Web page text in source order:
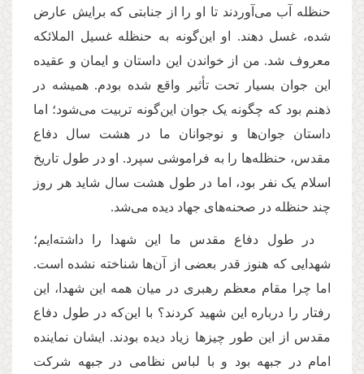
حنظله آب می‌آوردند تا او را از جنابتی که برایش عارض
شده، غسل دهند. او این‌گونه به حنظله غسیل الملائکه
معروف شد. من از خواندن این داستان و ایمان و عقیده
این جوان بسیار تحت تأثیر واقع شده بودم. همیشه در
ذهنم بود که چگونه یک جوان این‌گونه تربیت می‌شود؛ اما
داستان جوان‌ها و نوجوانان ما در هشت سال دفاع
مقدس، حنظله‌ها را به فراموشی سپرد. او در طول تاریخ
اسلام یک نفر بود، اما در طول هشت سال شاید هر روز
چند حنظله در صحنه‌های جهاد دیده می‌شد.
در طول دفاع مقدس ما این شهدا را داشته‌ایم؛
شهدایی که هنوز قدر بعضی از آن‌ها شناخته نشده است.
اما چرا مقام معظم رهبری در میان همه این شهدا، این
رفتار را درباره این شهید کردند؟ با این‌که در طول دفاع
مقدس از این طور چیزها زیاد دیده بودند. ایشان نماینده
امام در جبهه بود و با لباس نظامی در جبهه شرکت